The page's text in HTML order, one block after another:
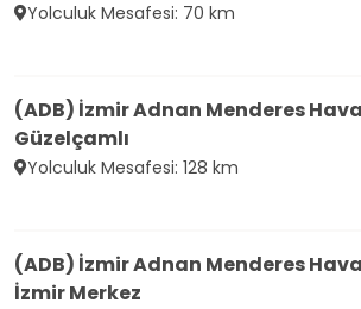
Yolculuk Mesafesi: 70 km
(ADB) İzmir Adnan Menderes
Güzelçamlı
Yolculuk Mesafesi: 128 km
(ADB) İzmir Adnan Menderes
İzmir Merkez